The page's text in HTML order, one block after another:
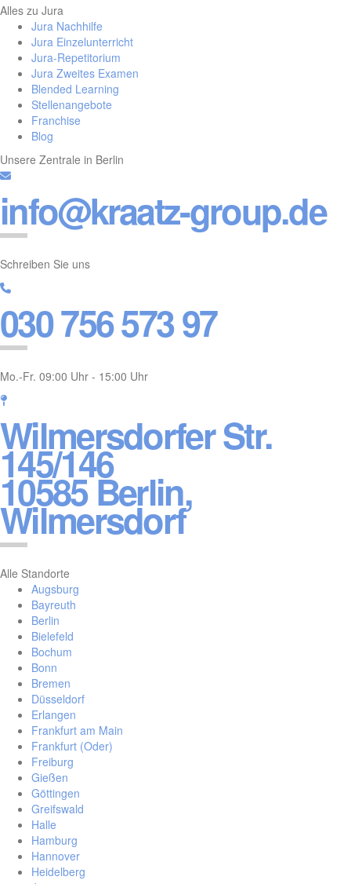
Alles zu Jura
Jura Nachhilfe
Jura Einzelunterricht
Jura-Repetitorium
Jura Zweites Examen
Blended Learning
Stellenangebote
Franchise
Blog
Unsere Zentrale in Berlin
info@kraatz-group.de
Schreiben Sie uns
030 756 573 97
Mo.-Fr. 09:00 Uhr - 15:00 Uhr
Wilmersdorfer Str.
145/146
10585 Berlin,
Wilmersdorf
Alle Standorte
Augsburg
Bayreuth
Berlin
Bielefeld
Bochum
Bonn
Bremen
Düsseldorf
Erlangen
Frankfurt am Main
Frankfurt (Oder)
Freiburg
Gießen
Göttingen
Greifswald
Halle
Hamburg
Hannover
Heidelberg